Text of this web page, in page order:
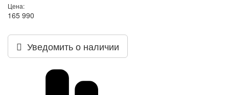
Цена:
165 990
Уведомить о наличии